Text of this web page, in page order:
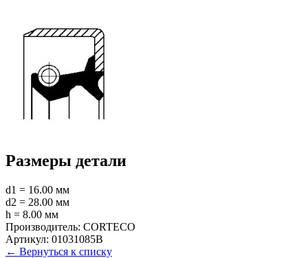
Размеры детали
d1 = 16.00 мм
d2 = 28.00 мм
h = 8.00 мм
Производитель: CORTECO
Артикул: 01031085B
← Вернуться к списку